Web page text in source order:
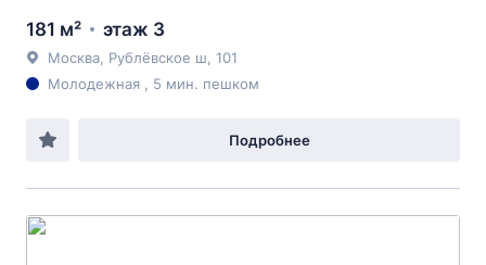
181 м² этаж 3
Москва, Рублёвское ш, 101
Молодежная , 5 мин. пешком
Подробнее